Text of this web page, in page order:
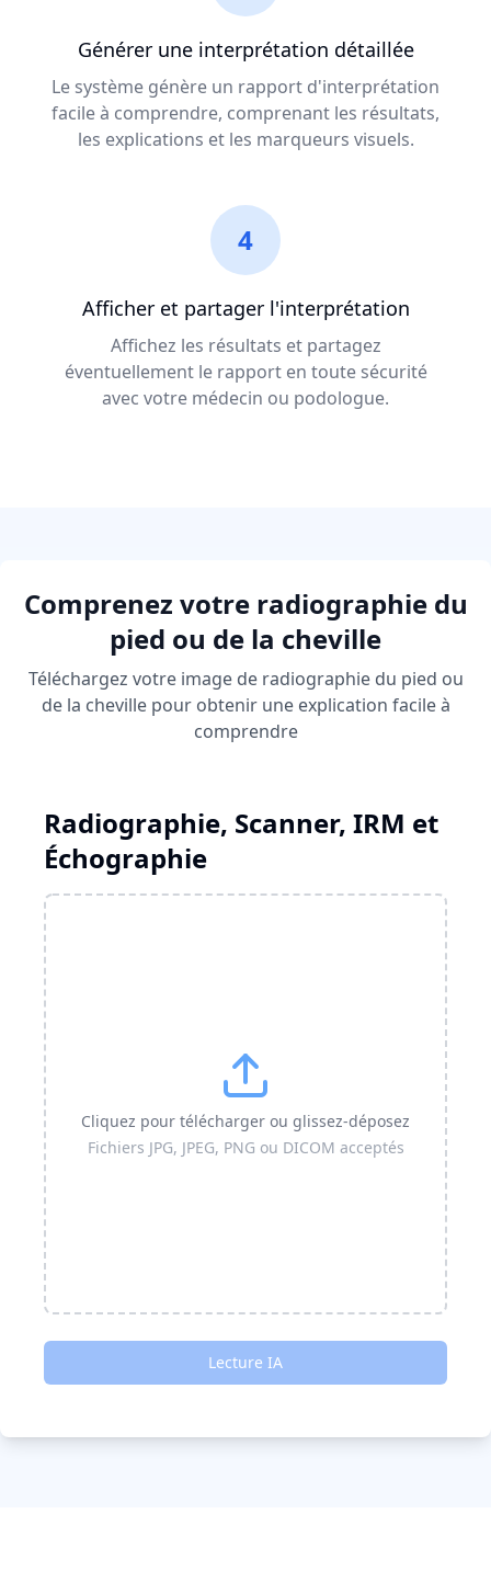
Générer une interprétation détaillée
Le système génère un rapport d'interprétation
facile à comprendre, comprenant les résultats,
les explications et les marqueurs visuels.
4
Afficher et partager l'interprétation
Affichez les résultats et partagez
éventuellement le rapport en toute sécurité
avec votre médecin ou podologue.
Comprenez votre radiographie du
pied ou de la cheville
Téléchargez votre image de radiographie du pied ou
de la cheville pour obtenir une explication facile à
comprendre
Radiographie, Scanner, IRM et
Échographie
Cliquez pour télécharger ou glissez-déposez
Fichiers JPG, JPEG, PNG ou DICOM acceptés
Lecture IA